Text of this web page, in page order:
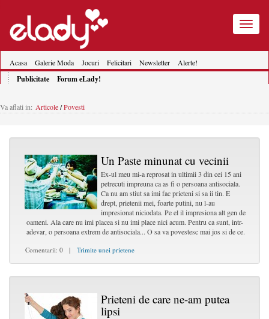
Toggle
Acasa Galerie Moda Jocuri Felicitari Newsletter Alerte!
Publicitate Forum eLady!
Va aflati in: Articole/Povesti
Un Paste minunat cu vecinii
Ex-ul meu mi-a reprosat in ultimii 3 din cei 15 ani
petrecuti impreuna ca as fi o persoana antisociala.
Ca nu am stiut sa imi fac prieteni si sa ii tin. E
drept, prietenii mei, foarte putini, nu l-au
impresionat niciodata. Pe el il impresiona alt gen de
oameni. Ala care nu imi placea si nu imi place nici acum. Pentru ca sunt, intr-
adevar, o persoana extrem de antisociala... O sa va povestesc mai jos si de ce.
Comentarii: 0 | Trimite unei prietene
Prieteni de care ne-am putea
lipsi